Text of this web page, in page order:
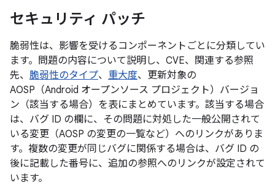
セキュリティ パッチ
脆弱性は、影響を受けるコンポーネントごとに分類してい
ます。問題の内容について説明し、CVE、関連する参照
先、 脆弱性のタイプ、 重大度、更新対象の
AOSP（Android オープンソース プロジェクト）バージョ
ン（該当する場合）を表にまとめています。該当する場合
は、バグ ID の欄に、その問題に対処した一般公開されて
いる変更（AOSP の変更の一覧など）へのリンクがありま
す。複数の変更が同じバグに関係する場合は、バグ ID の
後に記載した番号に、追加の参照へのリンクが設定されて
います。